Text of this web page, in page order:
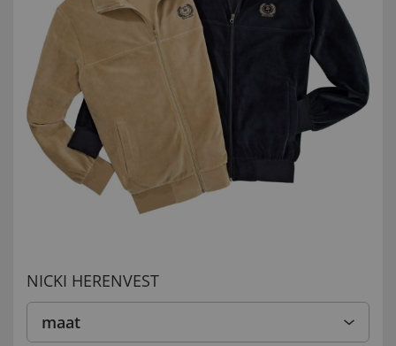
NICKI HERENVEST
maat